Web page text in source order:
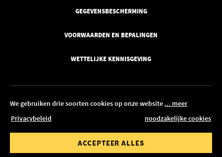
BEWERKEN IN CONFIGURATOR
We gebruiken drie soorten cookies op onze website ... meer
Privacybeleid
noodzakelijke cookies
ACCEPTEER ALLES
GEGEVENSBESCHERMING
VOORWAARDEN EN BEPALINGEN
WETTELIJKE KENNISGEVING
© 2026 Pickawood België
Bestelwaarde tot